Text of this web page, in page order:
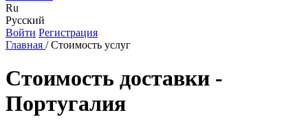
Ru
Русский
Войти Регистрация
Главная /Стоимость услуг
Стоимость доставки -
Португалия